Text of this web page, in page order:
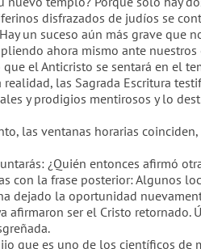
disfrazados de judíos se
un suceso aún más grave que
ahora mismo ante nuestros
que el Anticristo se sentará en el
las Sagrada Escritura
y prodigios mentirosos y lo
las ventanas horarias
ás: ¿Quién entonces afirmó
con la frase posterior:Algunos
dejado la oportunidad
afirmaron ser el Cristo
que es uno de los científicos de